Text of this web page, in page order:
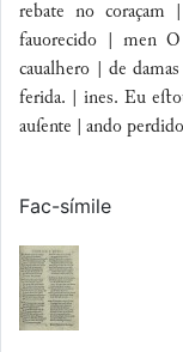
rebate no coraçam
fauorecido | men
caualhero | de
ferida. | ines. Eu
auſente | ando
Fac-símile